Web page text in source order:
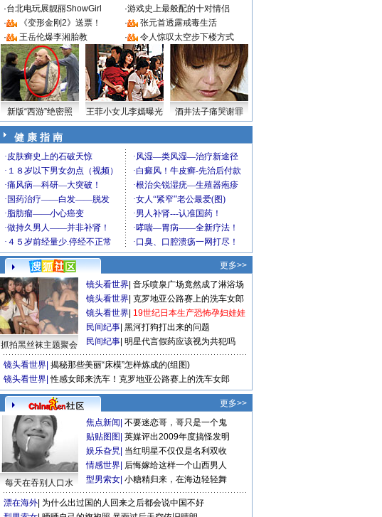
·台北电玩展靓丽ShowGirl ·游戏史上最般配的十对情侣
·
《变形金刚2》送票！ ·
张元首透露戒毒生活
·
王岳伦爆李湘胎教 · 令人惊叹太空步下楼方式
新版“西游”绝密照 王菲小女儿李嫣曝光 酒井法子痛哭谢罪
健 康 指 南
更多>>
抓拍黑丝袜主题聚会
镜头看世界 音乐喷泉广场竟然成了淋浴场
镜头看世界 克罗地亚公路赛上的洗车女郎
镜头看世界 19世纪日本生产恐怖孕妇娃娃
民间纪事 黑河打狗打出来的问题
民间纪事 明星代言假药应该视为共犯吗
镜头看世界 揭秘那些美丽“床模”怎样炼成的(组图)
镜头看世界 性感女郎来洗车！克罗地亚公路赛上的洗车女郎
更多>>
每天在吞别人口水
焦点新闻 不要迷恋哥，哥只是一个鬼
贴贴图图 英媒评出2009年度搞怪发明
娱乐旮旯 当红明星不仅仅是名利双收
情感世界 后悔嫁给这样一个山西男人
型男索女 小糖精归来，在海边轻轻舞
漂在海外 为什么出过国的人回来之后都会说中国不好